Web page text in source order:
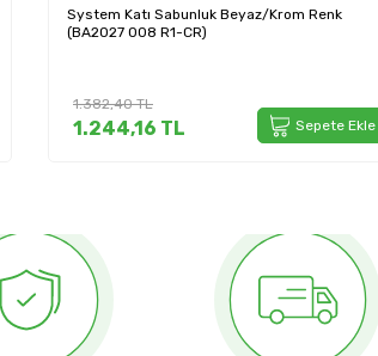
System Tezgah Üstü Sıvı Sabunluk Siyah Krom
Renk (BA2007 006 R2-CR)
2.066,40TL
1.859,76 TL Sepete Ekle